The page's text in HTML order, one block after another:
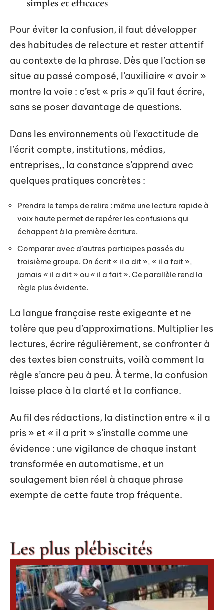
simples et efficaces
Pour éviter la confusion, il faut développer
des habitudes de relecture et rester attentif
au contexte de la phrase. Dès que l’action se
situe au passé composé, l’auxiliaire « avoir »
montre la voie : c’est « pris » qu’il faut écrire,
sans se poser davantage de questions.
Dans les environnements où l’exactitude de
l’écrit compte, institutions, médias,
entreprises,, la constance s’apprend avec
quelques pratiques concrètes :
Prendre le temps de relire : même une lecture rapide à
voix haute permet de repérer les confusions qui
échappent à la première écriture.
Comparer avec d’autres participes passés du
troisième groupe. On écrit « il a dit », « il a fait »,
jamais « il a dit » ou « il a fait ». Ce parallèle rend la
règle plus évidente.
La langue française reste exigeante et ne
tolère que peu d’approximations. Multiplier les
lectures, écrire régulièrement, se confronter à
des textes bien construits, voilà comment la
règle s’ancre peu à peu. À terme, la confusion
laisse place à la clarté et la confiance.
Au fil des rédactions, la distinction entre « il a
pris » et « il a prit » s’installe comme une
évidence : une vigilance de chaque instant
transformée en automatisme, et un
soulagement bien réel à chaque phrase
exempte de cette faute trop fréquente.
Les plus plébiscités